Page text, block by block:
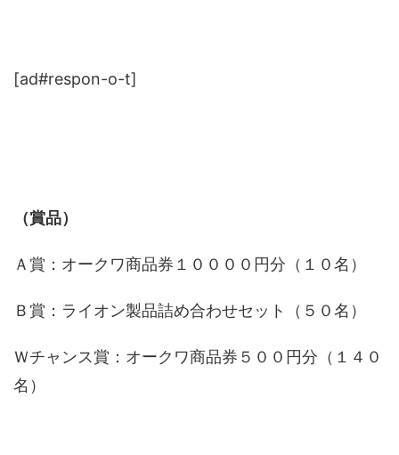
[ad#respon-o-t]
（賞品）
Ａ賞：オークワ商品券１００００円分（１０名）
Ｂ賞：ライオン製品詰め合わせセット（５０名）
Ｗチャンス賞：オークワ商品券５００円分（１４０
名）